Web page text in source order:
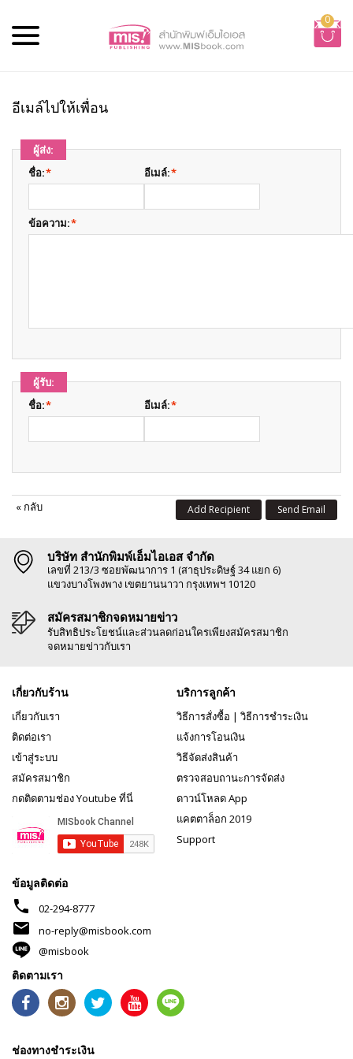
0
อีเมล์ไปให้เพื่อน
ผู้ส่ง:
*
ชื่อ: *
อีเมล์:
*
ข้อความ:
ผู้รับ:
*
ชื่อ: *
อีเมล์:
« กลับ Send Email
Add Recipient
บริษัท สำนักพิมพ์เอ็มไอเอส จำกัด
เลขที่ 213/3 ซอยพัฒนาการ 1 (สาธุประดิษฐ์ 34 แยก 6)
แขวงบางโพงพาง เขตยานนาวา กรุงเทพฯ 10120
สมัครสมาชิกจดหมายข่าว
รับสิทธิประโยชน์และส่วนลดก่อนใครเพียงสมัครสมาชิก
จดหมายข่าวกับเรา
เกี่ยวกับร้าน
เกี่ยวกับเรา
ติดต่อเรา
เข้าสู่ระบบ
สมัครสมาชิก
กดติดตามช่อง Youtube ที่นี่
บริการลูกค้า
วิธีการสั่งซื้อ | วิธีการชำระเงิน
แจ้งการโอนเงิน
วิธีจัดส่งสินค้า
ตรวจสอบถานะการจัดส่ง
ดาวน์โหลด App
แคตตาล็อก 2019
Support
ข้อมูลติดต่อ
phone 02-294-8777
mail
no-reply@misbook.com
@misbook
ติดตามเรา
ช่องทางชำระเงิน